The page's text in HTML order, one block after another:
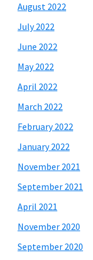
August 2022
July 2022
June 2022
May 2022
April 2022
March 2022
February 2022
January 2022
November 2021
September 2021
April 2021
November 2020
September 2020